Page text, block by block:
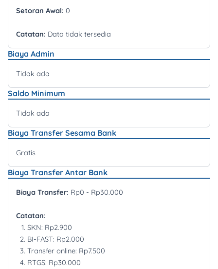
Setoran Awal: 0
Catatan: Data tidak tersedia
Biaya Admin
Tidak ada
Saldo Minimum
Tidak ada
Biaya Transfer Sesama Bank
Gratis
Biaya Transfer Antar Bank
Biaya Transfer: Rp0 - Rp30.000
Catatan:
SKN: Rp2.900
BI-FAST: Rp2.000
Transfer online: Rp7.500
RTGS: Rp30.000